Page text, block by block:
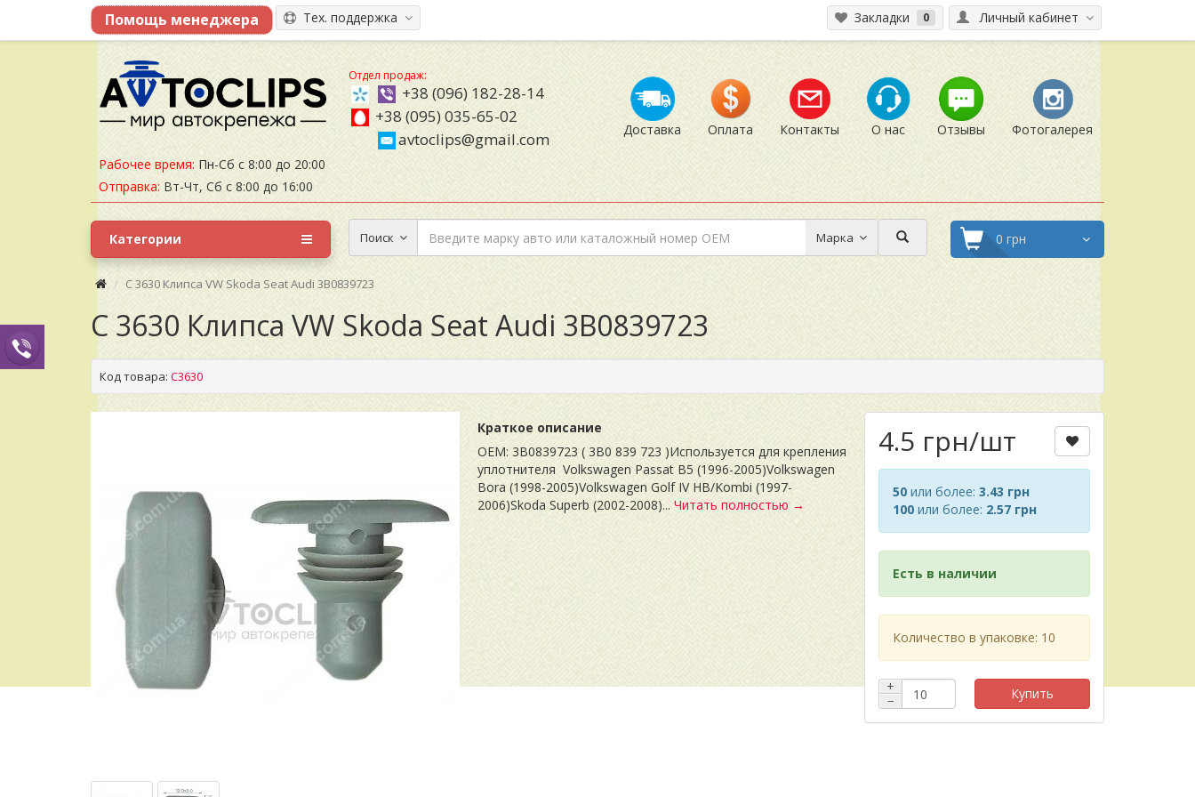
Личный кабинет
Тех. поддержка Закладки 0
Рабочее время: Пн-Сб с 8:00 до 20:00
Отправка: Вт-Чт, Сб с 8:00 до 16:00
Отдел продаж:
+38 (096) 182-28-14
+38 (095) 035-65-02
avtoclips@gmail.com
Доставка Оплата Контакты О нас Отзывы Фотогалерея
Поиск Марка 0 грн
Категории
C 3630 Клипса VW Skoda Seat Audi 3B0839723
C 3630 Клипса VW Skoda Seat Audi 3B0839723
Код товара: C3630
Краткое описание
OEM: 3B0839723 ( 3B0 839 723 )Используется для крепления
уплотнителя Volkswagen Passat B5 (1996-2005)Volkswagen
Bora (1998-2005)Volkswagen Golf IV HB/Kombi (1997-
2006)Skoda Superb (2002-2008)... Читать полностью →
4.5 грн/шт
50 или более: 3.43 грн
100 или более: 2.57 грн
Есть в наличии
Количество в упаковке: 10
+
−
Купить